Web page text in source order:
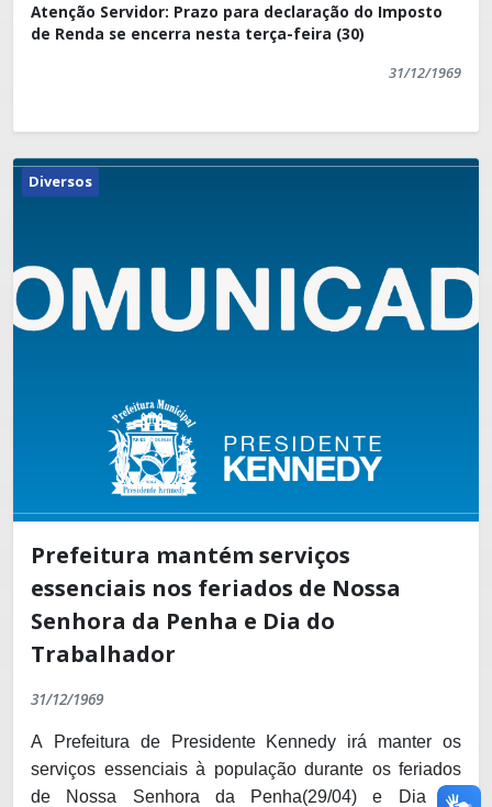
Atenção Servidor: Prazo para declaração do Imposto
de Renda se encerra nesta terça-feira (30)
31/12/1969
Diversos
Prefeitura mantém serviços
essenciais nos feriados de Nossa
Senhora da Penha e Dia do
Trabalhador
31/12/1969
A Prefeitura de Presidente Kennedy irá manter os
serviços essenciais à população durante os feriados
de Nossa Senhora da Penha(29/04) e Dia do